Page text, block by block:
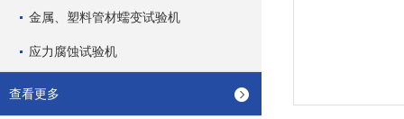
金属、塑料管材蠕变试验机
应力腐蚀试验机
查看更多